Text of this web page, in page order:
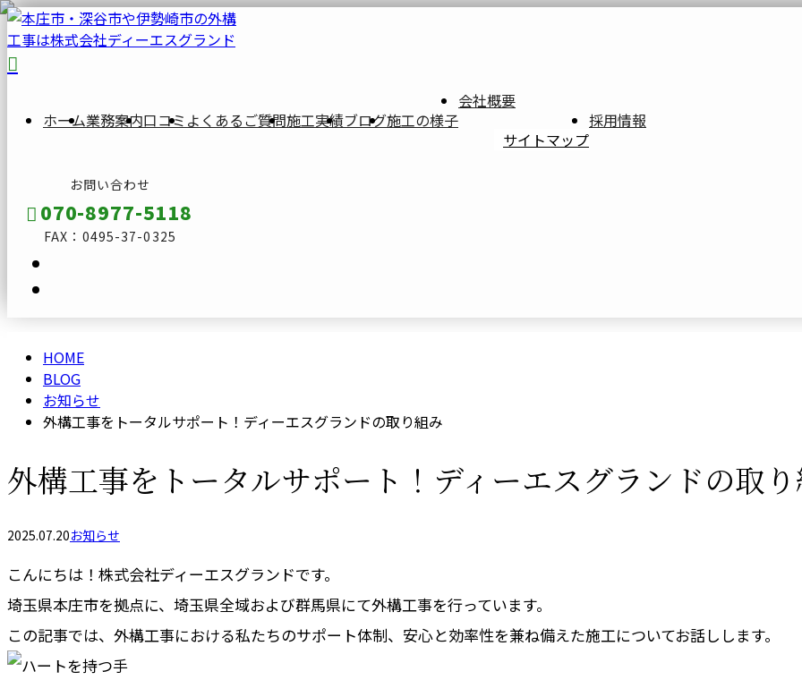
ホーム業務案内口コミ よくあるご質問施工実績ブログ施工の様子
会社概要
サイトマップ
採用情報
お問い合わせ
070-8977-5118
FAX：0495-37-0325
メールフォーム
ブ
ロ
BLOG
HOME
BLOG
お知らせ
外構工事をトータルサポート！ディーエスグランドの取り組み
外構工事をトータルサポート！ディーエスグランドの取
2025.07.20お知らせ
こんにちは！株式会社ディーエスグランドです。
埼玉県本庄市を拠点に、埼玉県全域および群馬県にて外構工事を行っています。
この記事では、外構工事における私たちのサポート体制、安心と効率性を兼ね備えた施工についてお話しします。